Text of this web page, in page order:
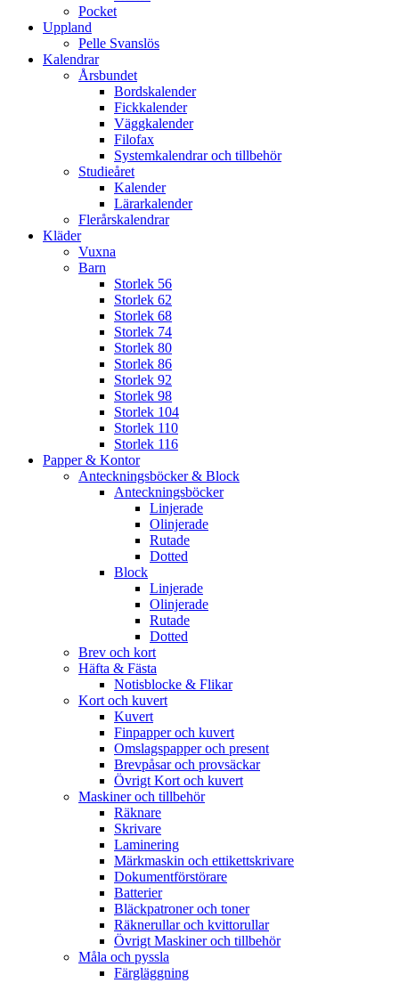
Pocket
Uppland
Pelle Svanslös
Kalendrar
Årsbundet
Bordskalender
Fickkalender
Väggkalender
Filofax
Systemkalendrar och tillbehör
Studieåret
Kalender
Lärarkalender
Flerårskalendrar
Kläder
Vuxna
Barn
Storlek 56
Storlek 62
Storlek 68
Storlek 74
Storlek 80
Storlek 86
Storlek 92
Storlek 98
Storlek 104
Storlek 110
Storlek 116
Papper & Kontor
Anteckningsböcker & Block
Anteckningsböcker
Linjerade
Olinjerade
Rutade
Dotted
Block
Linjerade
Olinjerade
Rutade
Dotted
Brev och kort
Häfta & Fästa
Notisblocke & Flikar
Kort och kuvert
Kuvert
Finpapper och kuvert
Omslagspapper och present
Brevpåsar och provsäckar
Övrigt Kort och kuvert
Maskiner och tillbehör
Räknare
Skrivare
Laminering
Märkmaskin och ettikettskrivare
Dokumentförstörare
Batterier
Bläckpatroner och toner
Räknerullar och kvittorullar
Övrigt Maskiner och tillbehör
Måla och pyssla
Färgläggning